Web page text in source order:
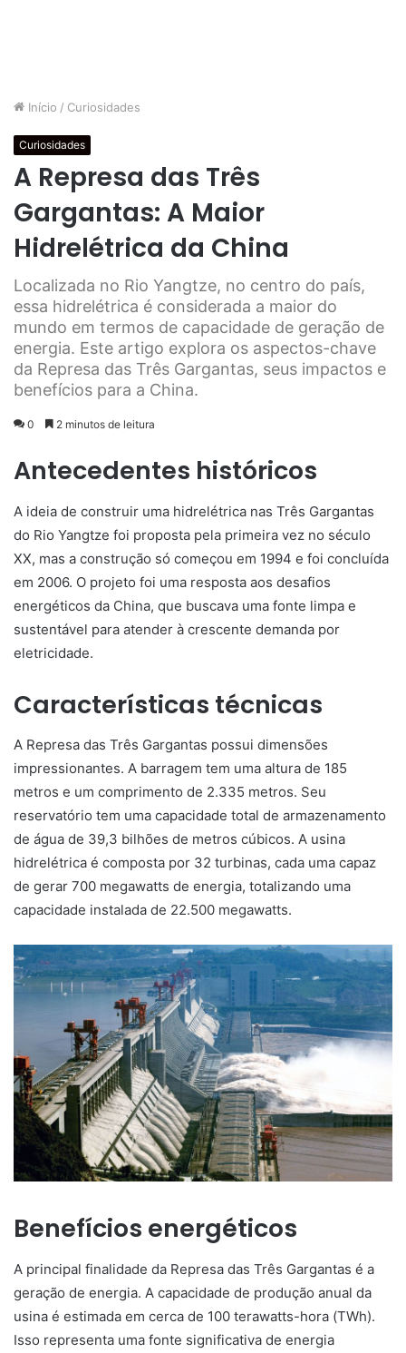
Início / Curiosidades
Curiosidades
A Represa das Três
Gargantas: A Maior
Hidrelétrica da China
Localizada no Rio Yangtze, no centro do país,
essa hidrelétrica é considerada a maior do
mundo em termos de capacidade de geração de
energia. Este artigo explora os aspectos-chave
da Represa das Três Gargantas, seus impactos e
benefícios para a China.
0 2 minutos de leitura
Antecedentes históricos
A ideia de construir uma hidrelétrica nas Três Gargantas
do Rio Yangtze foi proposta pela primeira vez no século
XX, mas a construção só começou em 1994 e foi concluída
em 2006. O projeto foi uma resposta aos desafios
energéticos da China, que buscava uma fonte limpa e
sustentável para atender à crescente demanda por
eletricidade.
Características técnicas
A Represa das Três Gargantas possui dimensões
impressionantes. A barragem tem uma altura de 185
metros e um comprimento de 2.335 metros. Seu
reservatório tem uma capacidade total de armazenamento
de água de 39,3 bilhões de metros cúbicos. A usina
hidrelétrica é composta por 32 turbinas, cada uma capaz
de gerar 700 megawatts de energia, totalizando uma
capacidade instalada de 22.500 megawatts.
Benefícios energéticos
A principal finalidade da Represa das Três Gargantas é a
geração de energia. A capacidade de produção anual da
usina é estimada em cerca de 100 terawatts-hora (TWh).
Isso representa uma fonte significativa de energia